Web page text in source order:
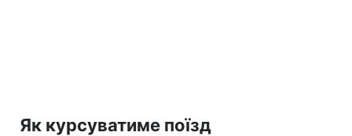
Як курсуватиме поїзд